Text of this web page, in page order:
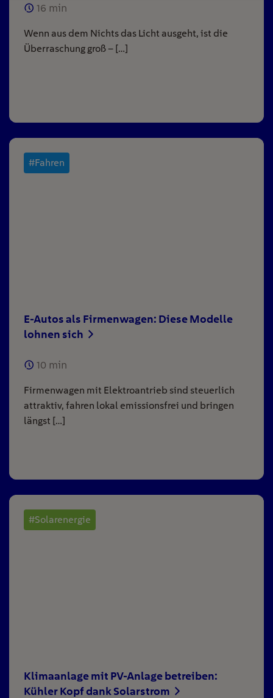
16 min
Wenn aus dem Nichts das Licht ausgeht, ist die
Überraschung groß – […]
#Fahren
E-Autos als Firmenwagen: Diese Modelle
lohnen sich
10 min
Firmenwagen mit Elektroantrieb sind steuerlich
attraktiv, fahren lokal emissionsfrei und bringen
längst […]
#Solarenergie
Klimaanlage mit PV-Anlage betreiben:
Kühler Kopf dank Solarstrom